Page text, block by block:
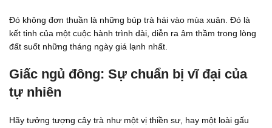
Đó không đơn thuần là những búp trà hái vào mùa xuân. Đó là
kết tinh của một cuộc hành trình dài, diễn ra âm thầm trong lòng
đất suốt những tháng ngày giá lạnh nhất.
Giấc ngủ đông: Sự chuẩn bị vĩ đại của
tự nhiên
Hãy tưởng tượng cây trà như một vị thiền sư, hay một loài gấu